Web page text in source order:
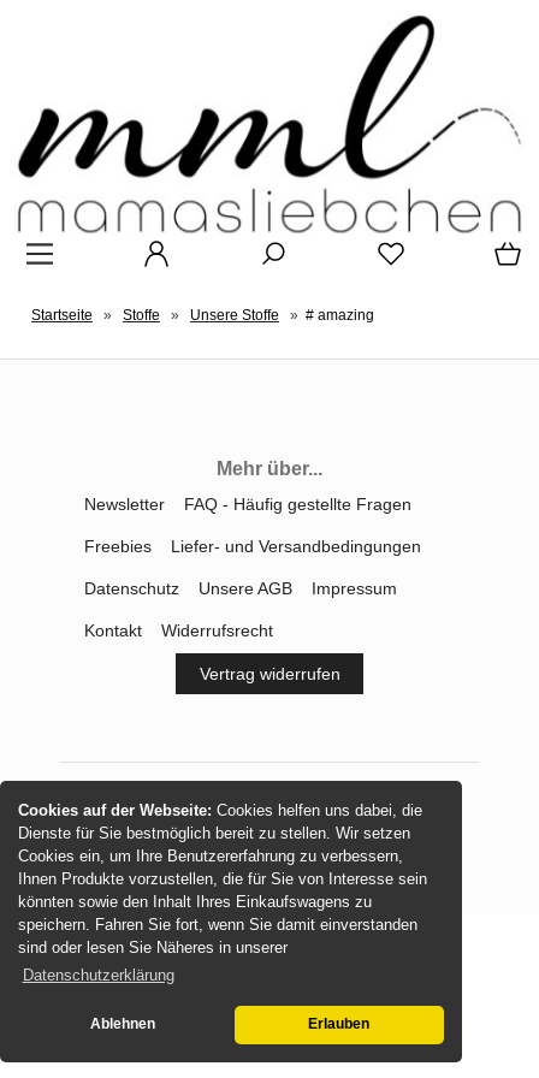
Cookies auf der Webseite:Cookies helfen uns dabei, die
Dienste für Sie bestmöglich bereit zu stellen. Wir setzen
Cookies ein, um Ihre Benutzererfahrung zu verbessern,
Ihnen Produkte vorzustellen, die für Sie von Interesse sein
könnten sowie den Inhalt Ihres Einkaufswagens zu
speichern. Fahren Sie fort, wenn Sie damit einverstanden
sind oder lesen Sie Näheres in unserer
Datenschutzerklärung
Ablehnen Erlauben
Startseite » Stoffe » Unsere Stoffe » # amazing
Mehr über...
Newsletter FAQ - Häufig gestellte Fragen
Freebies Liefer- und Versandbedingungen
Datenschutz Unsere AGB Impressum
Kontakt Widerrufsrecht
Vertrag widerrufen
© 2026 -mamasliebchen.de